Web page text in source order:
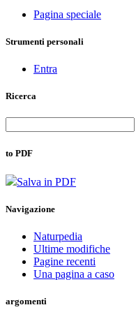
Pagina speciale
Strumenti personali
Entra
Ricerca
to PDF
Salva in PDF
Navigazione
Naturpedia
Ultime modifiche
Pagine recenti
Una pagina a caso
argomenti